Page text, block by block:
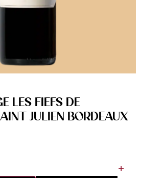
LES FIEFS DE
JULIEN BORDEAUX